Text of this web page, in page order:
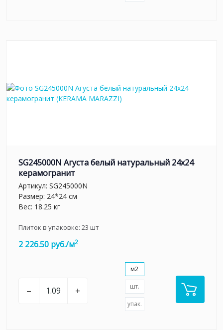
SG245000N Агуста белый натуральный 24х24
керамогранит
Артикул: SG245000N
Размер: 24*24 см
Вес: 18.25 кг
Плиток в упаковке: 23 шт
2 226.50 руб./м2
– +
м2
шт.
упак.